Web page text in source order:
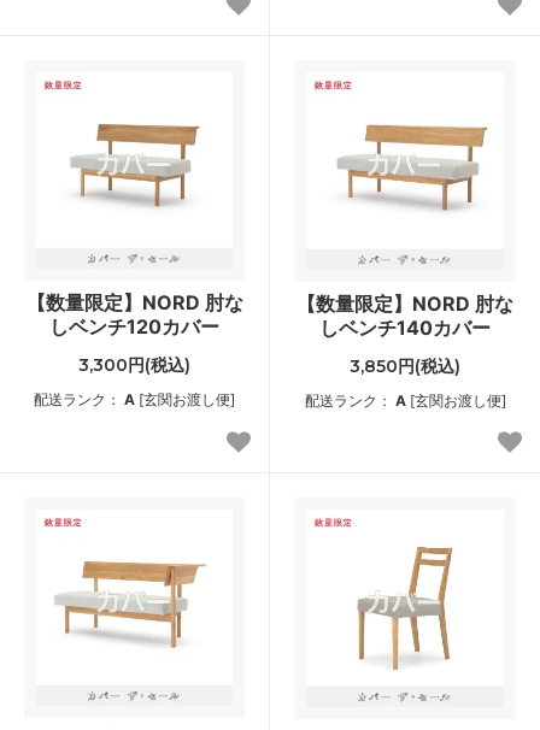
【数量限定】NORD 肘な
しベンチ120カバー
3,300円(税込)
配送ランク： A [玄関お渡し便]
【数量限定】NORD 肘な
しベンチ140カバー
3,850円(税込)
配送ランク： A[玄関お渡し便]